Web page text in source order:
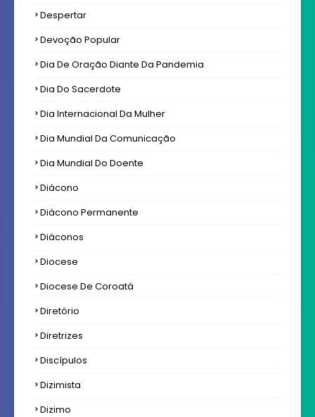
Despertar
Devoção Popular
Dia De Oração Diante Da Pandemia
Dia Do Sacerdote
Dia Internacional Da Mulher
Dia Mundial Da Comunicação
Dia Mundial Do Doente
Diácono
Diácono Permanente
Diáconos
Diocese
Diocese De Coroatá
Diretório
Diretrizes
Discípulos
Dizimista
Dizimo